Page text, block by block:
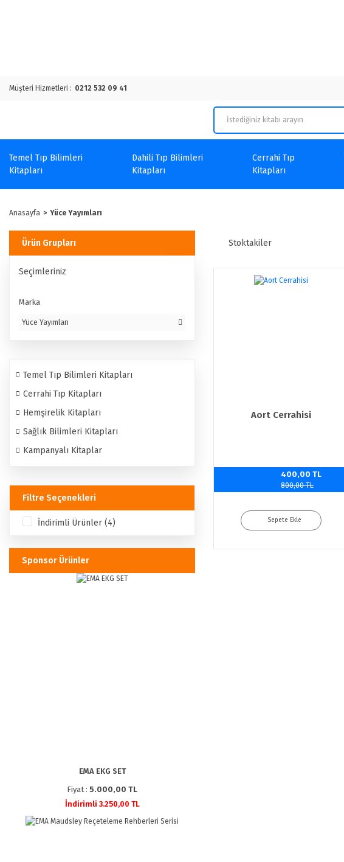
Müşteri Hizmetleri : 0212 532 09 41
Temel Tıp Bilimleri
Kitapları
Dahili Tıp Bilimleri
Kitapları
Cerrahi Tıp
Kitapları
Anasayfa Yüce Yayımları
Ürün Grupları
Seçimleriniz
Marka
Yüce Yayımları
Temel Tıp Bilimleri Kitapları
Cerrahi Tıp Kitapları
Hemşirelik Kitapları
Sağlık Bilimleri Kitapları
Kampanyalı Kitaplar
Filtre Seçenekleri
İndirimli Ürünler (4)
Sponsor Ürünler
EMA EKG SET
Fiyat : 5.000,00 TL
İndirimli 3.250,00 TL
Stoktakiler
Aort Cerrahisi
400,00 TL
800,00 TL
Sepete Ekle